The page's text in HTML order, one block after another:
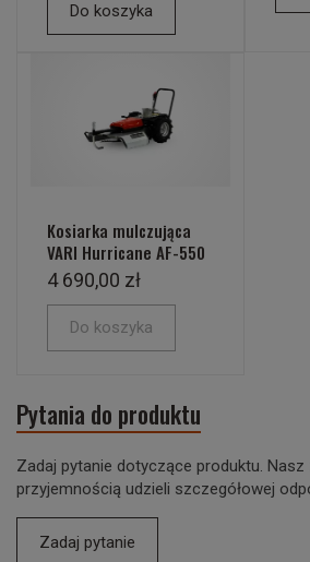
Do koszyka
Kosiarka mulczująca
VARI Hurricane AF-550
4 690,00 zł
Do koszyka
Pytania do produktu
Zadaj pytanie dotyczące produktu. Nasz
przyjemnością udzieli szczegółowej
Zadaj pytanie